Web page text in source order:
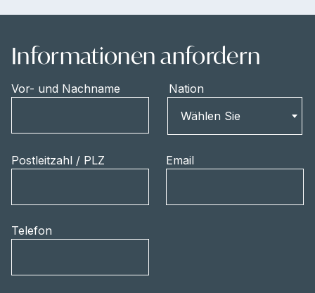
Informationen anfordern
Vor- und Nachname
Nation
Wählen Sie
Postleitzahl / PLZ Email
Telefon